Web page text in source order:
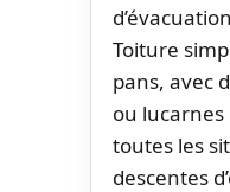
Toiture
pans, avec
ou
toutes les
descentes